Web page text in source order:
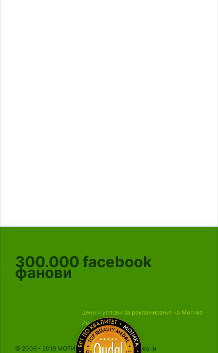
300.000 facebook
фанови
Цени и услови за рекламирање на Мотика
Импресум
© 2006 - 2019 МОТИКА, Сите права се задржани